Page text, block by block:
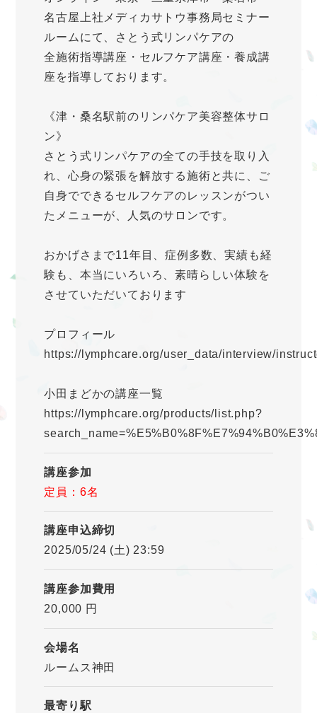
名古屋上社メディカサトウ事務局セミナー
ルームにて、さとう式リンパケアの
全施術指導講座・セルフケア講座・養成講
座を指導しております。
《津・桑名駅前のリンパケア美容整体サロ
ン》
さとう式リンパケアの全ての手技を取り入
れ、心身の緊張を解放する施術と共に、ご
自身でできるセルフケアのレッスンがつい
たメニューが、人気のサロンです。
おかげさまで11年目、症例多数、実績も経
験も、本当にいろいろ、素晴らしい体験を
させていただいております
プロフィール
https://lymphcare.org/user_data/interview/
小田まどかの講座一覧
https://lymphcare.org/products/list.php?
講座参加
定員：6名
講座申込締切
2025/05/24 (土) 23:59
講座参加費用
20,000 円
会場名
ルームス神田
最寄り駅